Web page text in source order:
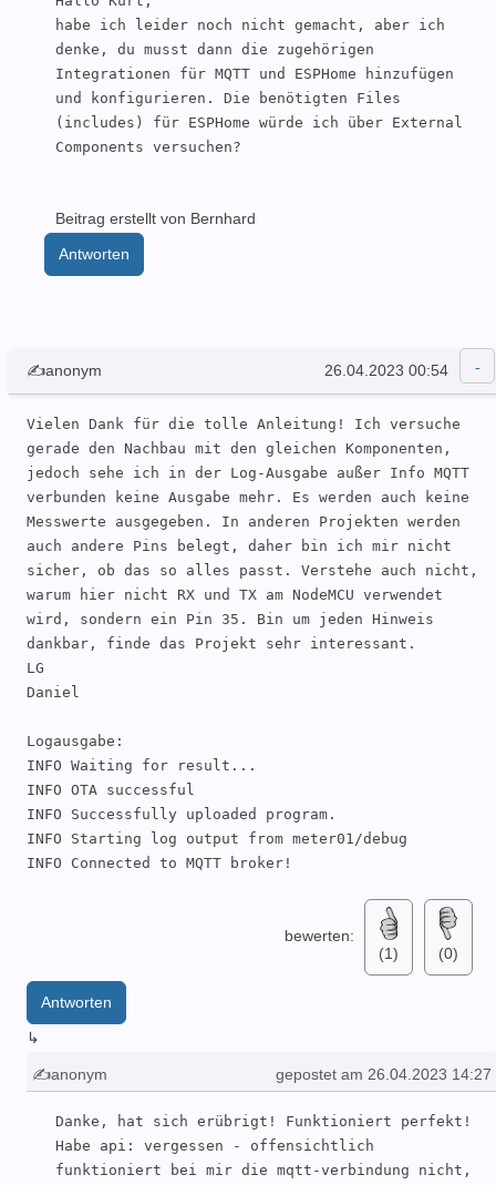
habe ich leider noch nicht gemacht, aber ich
denke, du musst dann die zugehörigen
Integrationen für MQTT und ESPHome hinzufügen
und konfigurieren. Die benötigten Files
(includes) für ESPHome würde ich über External
Components versuchen?
Beitrag erstellt von Bernhard
Antworten
✍anonym 26.04.2023 00:54
Vielen Dank für die tolle Anleitung! Ich versuche
gerade den Nachbau mit den gleichen Komponenten,
jedoch sehe ich in der Log-Ausgabe außer Info MQTT
verbunden keine Ausgabe mehr. Es werden auch keine
Messwerte ausgegeben. In anderen Projekten werden
auch andere Pins belegt, daher bin ich mir nicht
sicher, ob das so alles passt. Verstehe auch nicht,
warum hier nicht RX und TX am NodeMCU verwendet
wird, sondern ein Pin 35. Bin um jeden Hinweis
dankbar, finde das Projekt sehr interessant.
LG
Daniel
Logausgabe:
INFO Waiting for result...
INFO OTA successful
INFO Successfully uploaded program.
INFO Starting log output from meter01/debug
INFO Connected to MQTT broker!
bewerten:
(1)
(0)
Antworten
↳
✍anonym gepostet am 26.04.2023 14:27
Danke, hat sich erübrigt! Funktioniert perfekt!
Habe api: vergessen - offensichtlich
funktioniert bei mir die mqtt-verbindung nicht,